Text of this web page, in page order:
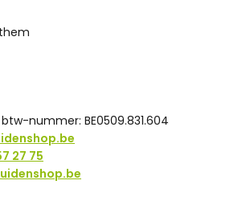
nummer: BE0509.831.604
27 75